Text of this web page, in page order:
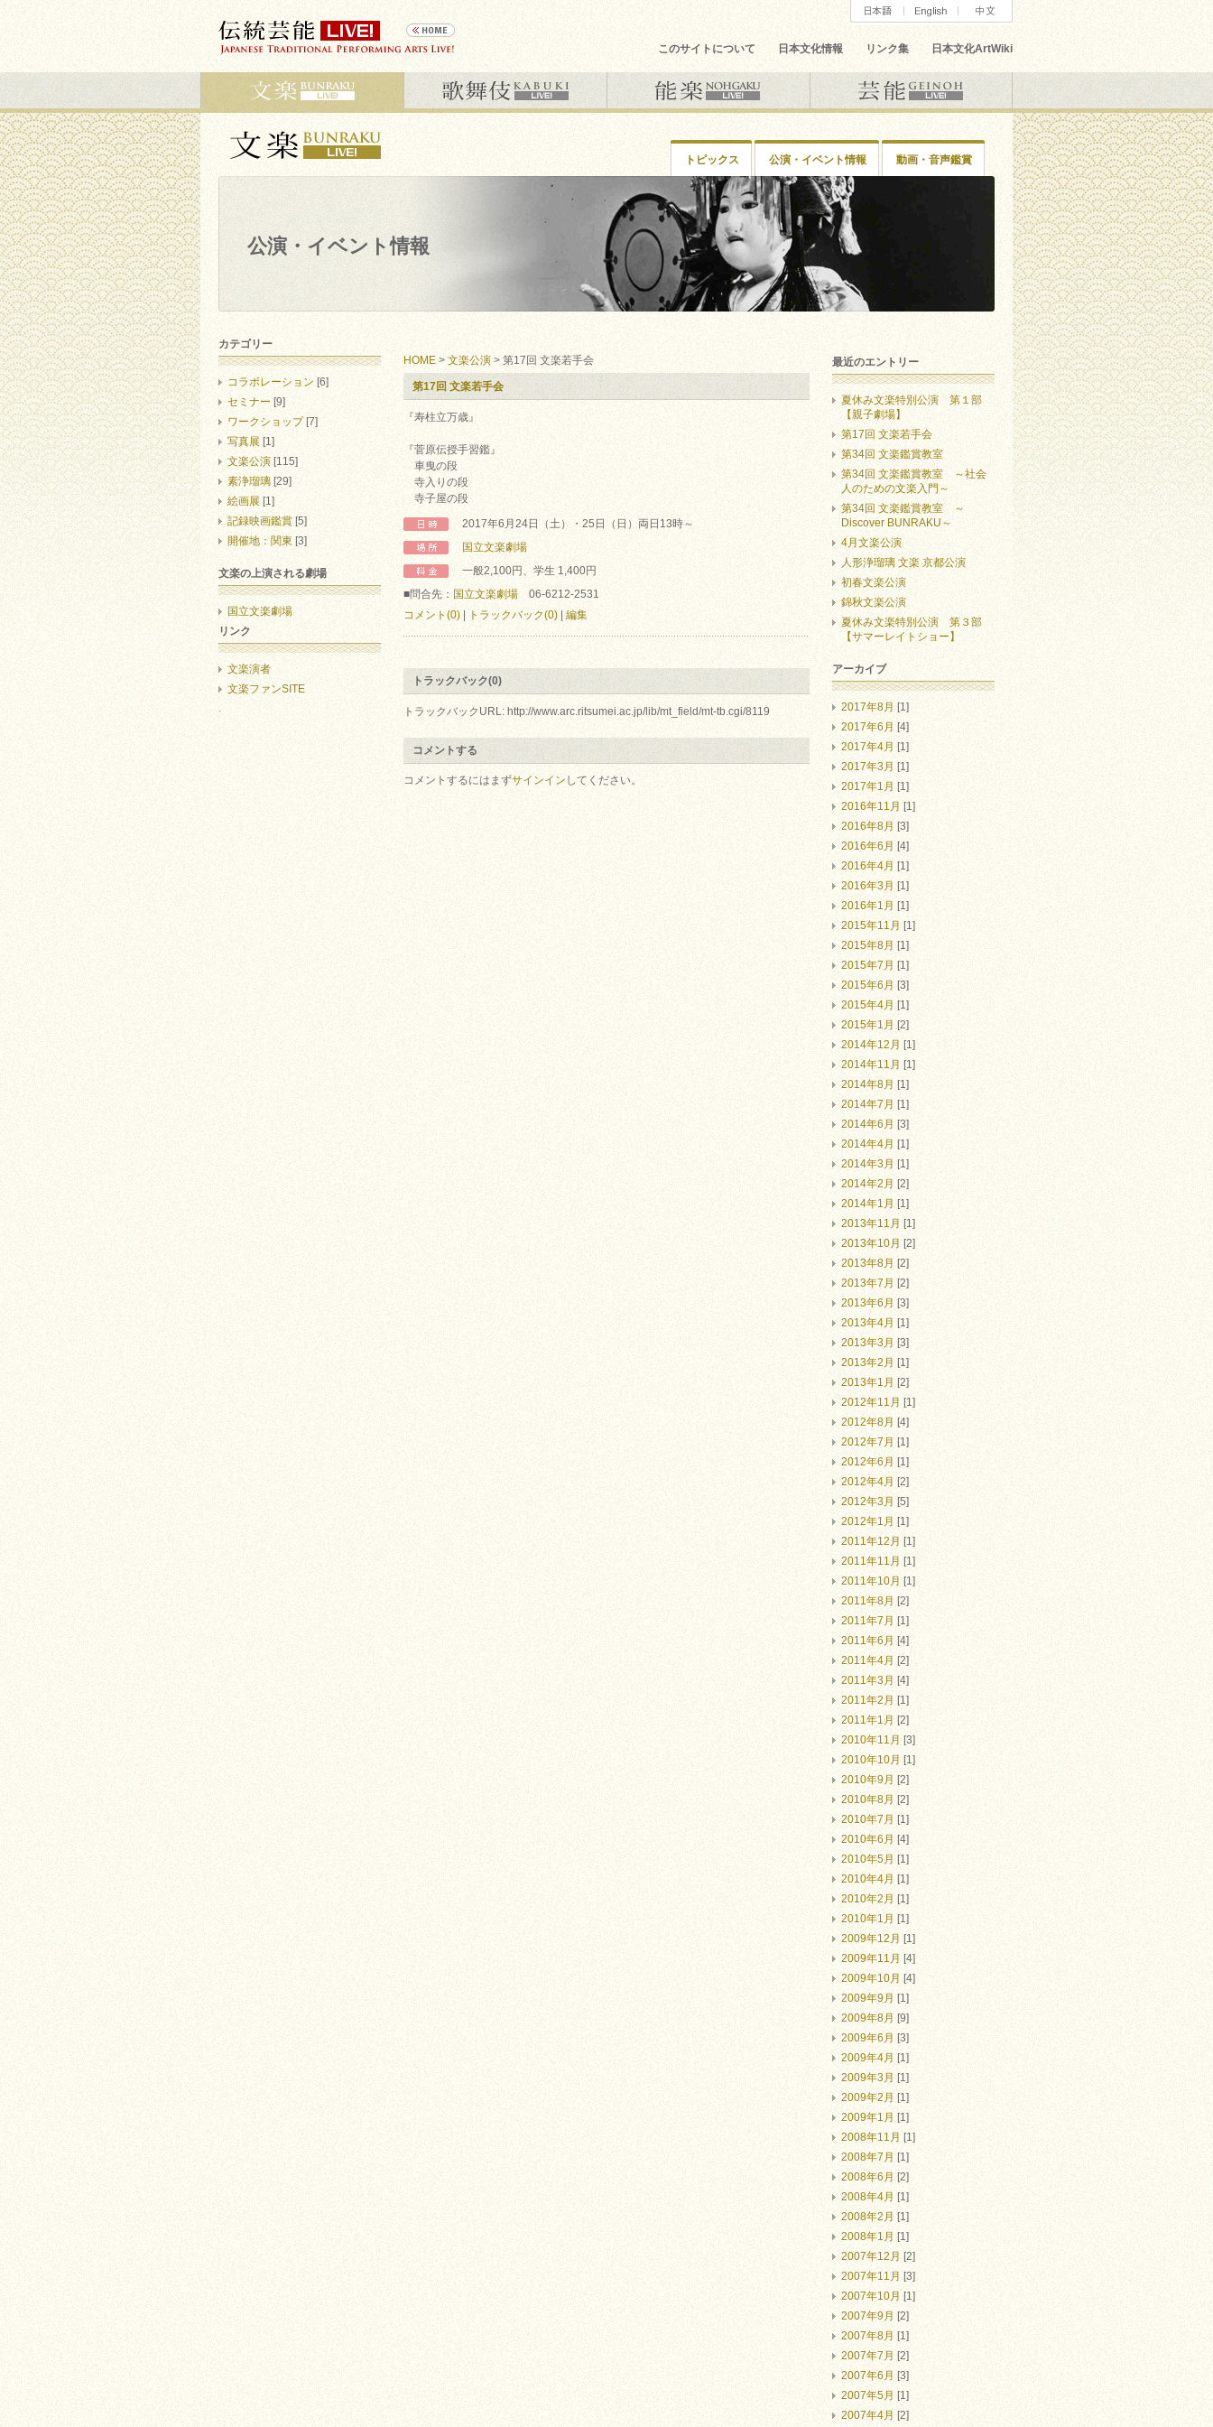
このサイトについて 日本文化情報 リンク集 日本文化ArtWiki
トピックス 公演・イベント情報 動画・音声鑑賞
公演・イベント情報
HOME > 文楽公演 > 第17回 文楽若手会
第17回 文楽若手会
『寿柱立万歳』
『菅原伝授手習鑑』
車曳の段
寺入りの段
寺子屋の段
2017年6月24日（土）・25日（日）両日13時～
国立文楽劇場
一般2,100円、学生 1,400円
■問合先： 国立文楽劇場 06-6212-2531
コメント(0)
トラックバック(0) 編集
トラックバック(0)
トラックバックURL: http://www.arc.ritsumei.ac.jp/lib/mt_field/mt-tb.cgi/8119
コメントする
コメントするにはまずサインイン してください。
カテゴリー
コラボレーション [6]
セミナー [9]
ワークショップ[7]
写真展 [1]
文楽公演 [115]
素浄瑠璃 [29]
絵画展 [1]
記録映画鑑賞 [5]
開催地：関東 [3]
文楽の上演される劇場
国立文楽劇場
リンク
文楽演者
文楽ファンSITE
.
最近のエントリー
夏休み文楽特別公演 第１部
【親子劇場】
第17回 文楽若手会
第34回 文楽鑑賞教室
第34回 文楽鑑賞教室 ～社会
人のための文楽入門～
第34回 文楽鑑賞教室 ～
Discover BUNRAKU～
4月文楽公演
人形浄瑠璃 文楽 京都公演
初春文楽公演
錦秋文楽公演
夏休み文楽特別公演 第３部
【サマーレイトショー】
アーカイブ
2017年8月 [1]
2017年6月 [4]
2017年4月 [1]
2017年3月 [1]
2017年1月 [1]
2016年11月 [1]
2016年8月 [3]
2016年6月 [4]
2016年4月 [1]
2016年3月 [1]
2016年1月 [1]
2015年11月 [1]
2015年8月 [1]
2015年7月 [1]
2015年6月 [3]
2015年4月 [1]
2015年1月 [2]
2014年12月 [1]
2014年11月 [1]
2014年8月 [1]
2014年7月 [1]
2014年6月 [3]
2014年4月 [1]
2014年3月 [1]
2014年2月 [2]
2014年1月 [1]
2013年11月 [1]
2013年10月 [2]
2013年8月 [2]
2013年7月 [2]
2013年6月 [3]
2013年4月 [1]
2013年3月 [3]
2013年2月 [1]
2013年1月 [2]
2012年11月 [1]
2012年8月 [4]
2012年7月 [1]
2012年6月 [1]
2012年4月 [2]
2012年3月 [5]
2012年1月 [1]
2011年12月 [1]
2011年11月 [1]
2011年10月 [1]
2011年8月 [2]
2011年7月 [1]
2011年6月 [4]
2011年4月 [2]
2011年3月 [4]
2011年2月 [1]
2011年1月 [2]
2010年11月 [3]
2010年10月 [1]
2010年9月 [2]
2010年8月 [2]
2010年7月 [1]
2010年6月 [4]
2010年5月 [1]
2010年4月 [1]
2010年2月 [1]
2010年1月 [1]
2009年12月 [1]
2009年11月 [4]
2009年10月 [4]
2009年9月 [1]
2009年8月 [9]
2009年6月 [3]
2009年4月 [1]
2009年3月 [1]
2009年2月 [1]
2009年1月 [1]
2008年11月 [1]
2008年7月 [1]
2008年6月 [2]
2008年4月 [1]
2008年2月 [1]
2008年1月 [1]
2007年12月 [2]
2007年11月 [3]
2007年10月 [1]
2007年9月 [2]
2007年8月 [1]
2007年7月 [2]
2007年6月 [3]
2007年5月 [1]
2007年4月 [2]